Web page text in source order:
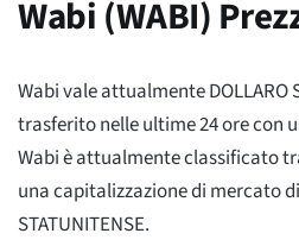
Wabi (WABI)
Wabi vale attualmenteDOLLARO
trasferitonelle ultime 24 ore con
Wabi è attualmente classificato
una capitalizzazione di mercato di
STATUNITENSE.